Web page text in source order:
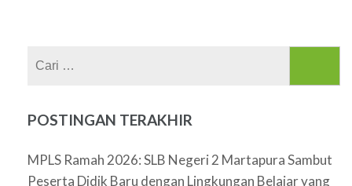
POSTINGAN TERAKHIR
MPLS Ramah 2026: SLB Negeri 2 Martapura Sambut
Peserta Didik Baru dengan Lingkungan Belajar yang